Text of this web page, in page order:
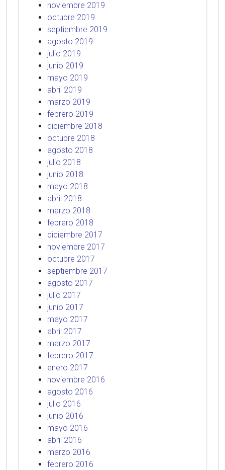
noviembre 2019
octubre 2019
septiembre 2019
agosto 2019
julio 2019
junio 2019
mayo 2019
abril 2019
marzo 2019
febrero 2019
diciembre 2018
octubre 2018
agosto 2018
julio 2018
junio 2018
mayo 2018
abril 2018
marzo 2018
febrero 2018
diciembre 2017
noviembre 2017
octubre 2017
septiembre 2017
agosto 2017
julio 2017
junio 2017
mayo 2017
abril 2017
marzo 2017
febrero 2017
enero 2017
noviembre 2016
agosto 2016
julio 2016
junio 2016
mayo 2016
abril 2016
marzo 2016
febrero 2016